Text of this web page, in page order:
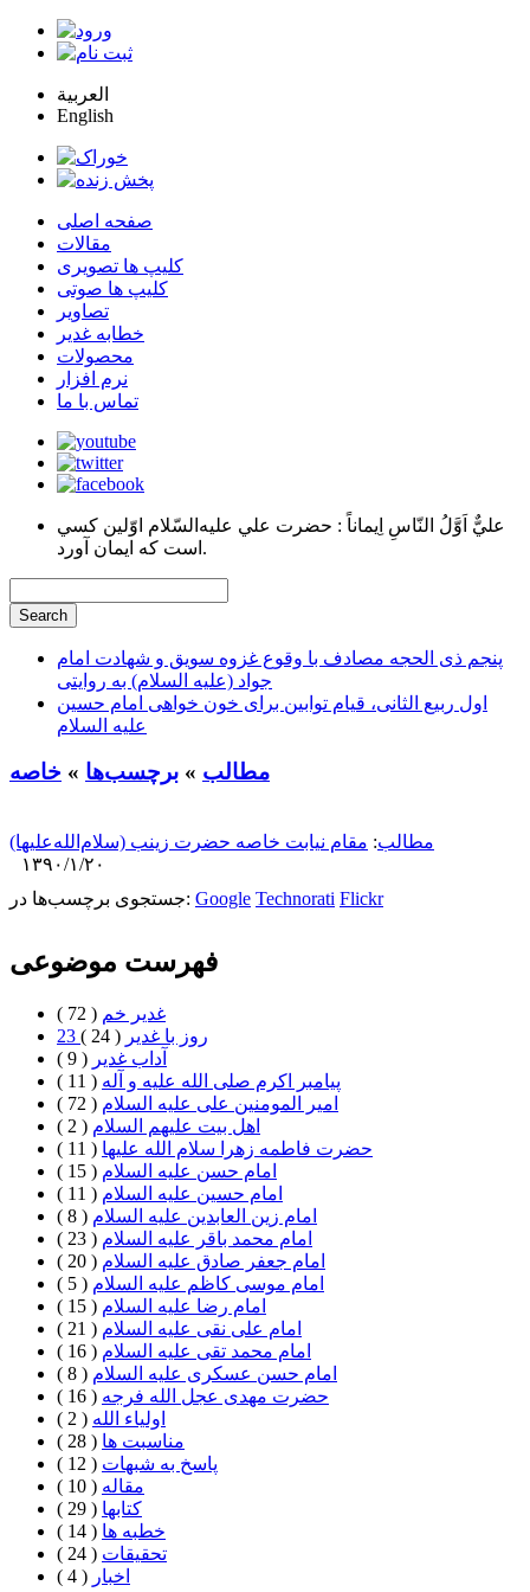
العربية
English
صفحه اصلی
مقالات
کلیپ ها تصویری
کلیپ ها صوتی
تصاویر
خطابه غدیر
محصولات
نرم افزار
تماس با ما
عليٌّ اَوَّلُ النّاسِ اِيماناً : حضرت علي عليه‌السّلام اوّلين كسي
است كه ايمان آورد.
پنجم ذی الحجه مصادف با وقوع غزوه سویق و شهادت امام
جواد (علیه السلام) به روایتی
اول ربیع الثانی، قیام توابین برای خون خواهی امام حسین
علیه السلام
مطالب » برچسب‌ها » خاصه
مطالب: مقام نیابت خاصه حضرت زینب (سلام‌الله‌علیها)
۱۳۹۰/۱/۲۰
جستجوی برچسب‌ها در: Google Technorati Flickr
فهرست موضوعی
غدیر خم ( 72 )
23 روز با غدير ( 24 )
آداب غدیر ( 9 )
پیامبر اکرم صلی الله علیه و آله ( 11 )
امیر المومنین علی علیه السلام ( 72 )
اهل بيت علیهم السلام ( 2 )
حضرت فاطمه زهرا سلام الله علیها ( 11 )
امام حسن علیه السلام ( 15 )
امام حسین علیه السلام ( 11 )
امام زین العابدین علیه السلام ( 8 )
امام محمد باقر علیه السلام ( 23 )
امام جعفر صادق علیه السلام ( 20 )
امام موسی کاظم علیه السلام ( 5 )
امام رضا علیه السلام ( 15 )
امام علی نقی علیه السلام ( 21 )
امام محمد تقی علیه السلام ( 16 )
امام حسن عسکری علیه السلام ( 8 )
حضرت مهدی عجل الله فرجه ( 16 )
اولیاء الله ( 2 )
مناسبت ها ( 28 )
پاسخ به شبهات ( 12 )
مقاله ( 10 )
كتابها ( 29 )
خطبه ها ( 14 )
تحقيقات ( 24 )
اخبار ( 4 )